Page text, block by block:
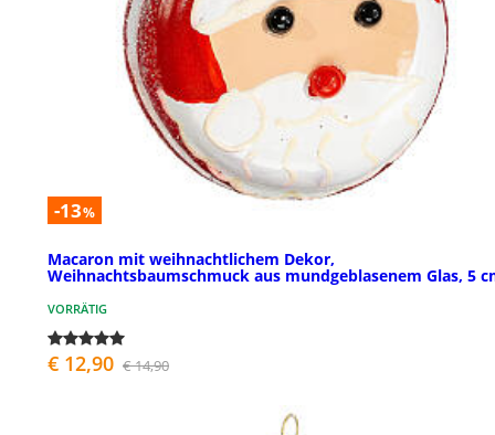
-13%
Macaron mit weihnachtlichem Dekor,
Weihnachtsbaumschmuck aus mundgeblasenem Glas, 5
VORRÄTIG
€ 12,90 € 14,90